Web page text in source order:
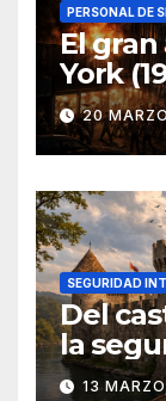
PERSONAL DE
El
York
20
SEGURIDAD
Del
la
13